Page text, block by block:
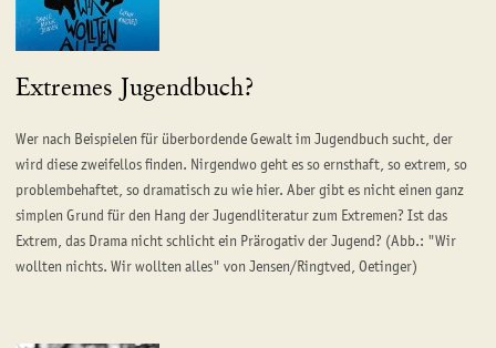
Extremes Jugendbuch?
Wer nach Beispielen für überbordende Gewalt im Jugendbuch sucht, der
wird diese zweifellos finden. Nirgendwo geht es so ernsthaft, so extrem, so
problembehaftet, so dramatisch zu wie hier. Aber gibt es nicht einen ganz
simplen Grund für den Hang der Jugendliteratur zum Extremen? Ist das
Extrem, das Drama nicht schlicht ein Prärogativ der Jugend? (Abb.: "Wir
wollten nichts. Wir wollten alles" von Jensen/Ringtved, Oetinger)